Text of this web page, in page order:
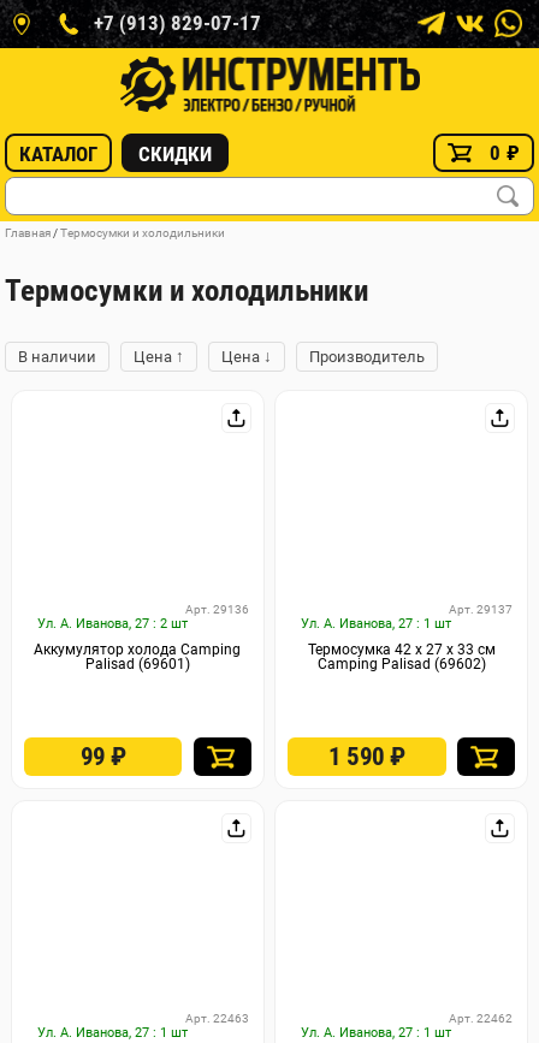
+7 (913) 829-07-17
КАТАЛОГ СКИДКИ 0 ₽
Главная /Термосумки и холодильники
Термосумки и холодильники
В наличии Цена ↑ Цена ↓ Производитель
Ул. А. Иванова, 27 : 2 шт
Арт. 29136
Аккумулятор холода Camping
Palisad (69601)
99₽
Ул. А. Иванова, 27 : 1 шт
Арт. 29137
Термосумка 42 x 27 x 33 cм
Camping Palisad (69602)
1 590₽
Ул. А. Иванова, 27 : 1 шт
Арт. 22463
Ул. А. Иванова, 27 : 1 шт
Арт. 22462